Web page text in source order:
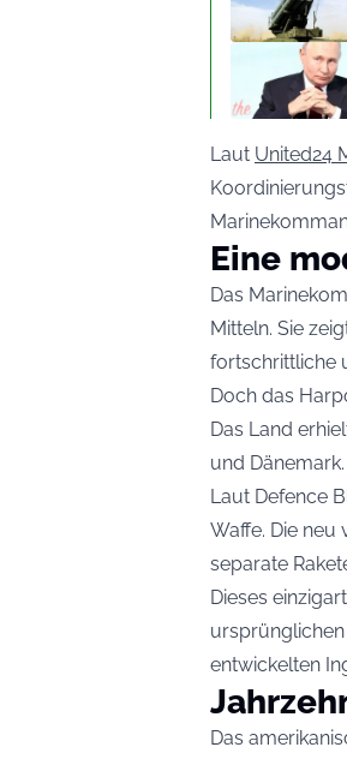
Laut United24
Eine
Das
Mitteln. Sie
fortschrittliche
Doch das
Das Land
und Dänemark.
Laut Defence
Waffe. Die neu
separate
Dieses
entwickelten
Das